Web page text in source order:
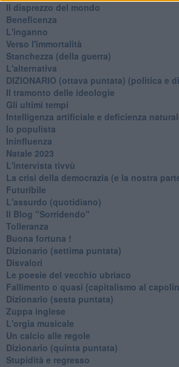
Il disprezzo del mondo
Beneficenza
L'inganno
Verso l'immortalità
Stanchezza (della guerra)
L'alternativa
​DIZIONARIO (ottava puntata) (politica e
Il tramonto delle ideologie
Gli ultimi tempi
Intelligenza artificiale e deficienza
Io populista
Ininfluenza
Natale 2023
L'intervista tivvù
La crisi della democrazia (e la nostra
Futuribile
L'assurdo (quotidiano)
Il Blog "Sorridendo"
Tolleranza
Buona fortuna !
​Dizionario (settima puntata)
Disvalori
Le poesie del vecchio ubriaco
Fallimento o quasi (capitalismo al
Dizionario (sesta puntata)
Zuppa inglese
L'orgia musicale
Un calcio alle regole
Dizionario (quinta puntata)
Stupidità e regresso